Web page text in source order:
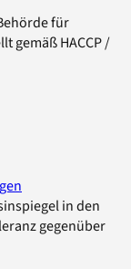
für
gemäß HACCP /
in den
gegenüber